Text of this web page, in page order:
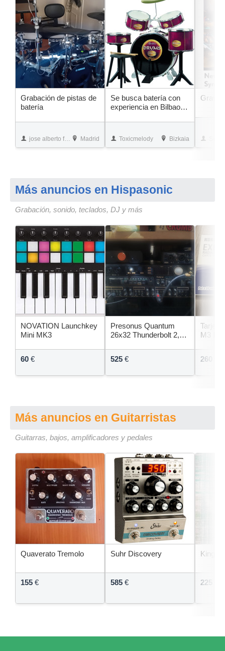
Grabación de pistas de
batería
jose alberto fernandez muñoz Madrid
Se busca batería con
experiencia en Bilbao y
Toxicmelody Bizkaia
Más anuncios en Hispasonic
Grabación, sonido, teclados, DJ y más
NOVATION Launchkey
Mini MK3
60 €
Presonus Quantum
26x32 Thunderbolt 2,
525 €
Tarjeta
M3
260
Más anuncios en Guitarristas
Guitarras, bajos, amplificadores y pedales
Quaverato Tremolo
155 €
Suhr Discovery
585 €
King
225